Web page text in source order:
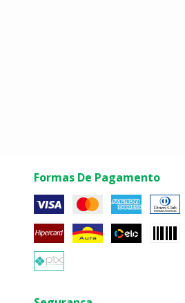
Formas De Pagamento